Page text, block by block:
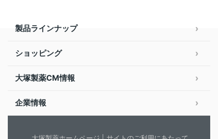
製品ラインナップ
ショッピング
大塚製薬CM情報
企業情報